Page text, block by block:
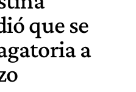
que se
a